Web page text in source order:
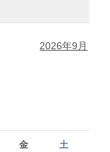
2026年9月
金 土